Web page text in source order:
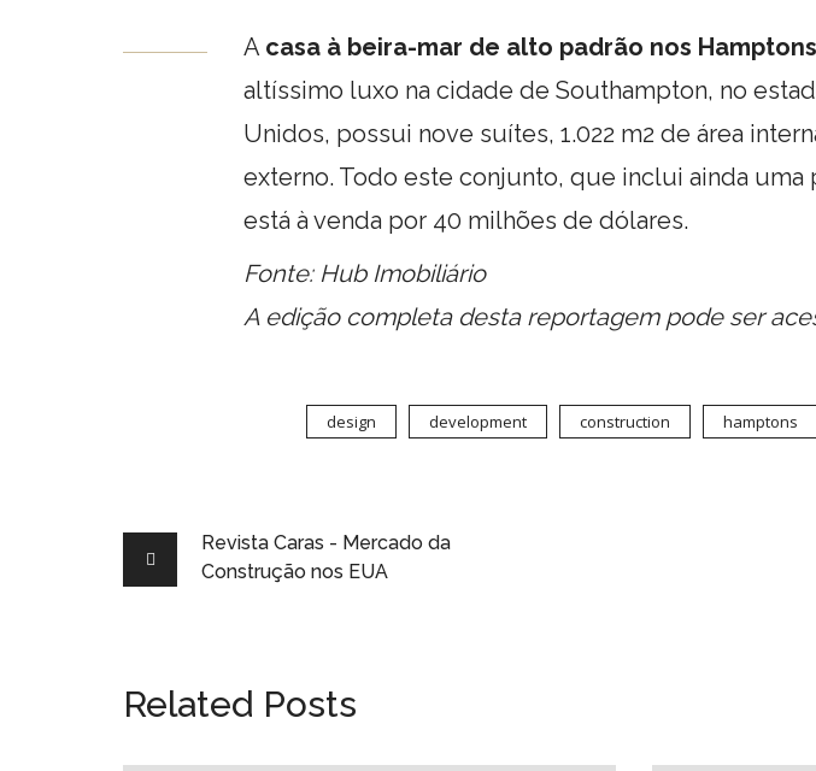
A casa à beira-mar de alto padrão nos Hamptons
altíssimo luxo na cidade de Southampton, no
Unidos, possui nove suítes, 1.022 m2 de área
externo. Todo este conjunto, que inclui ainda uma
está à venda por 40 milhões de dólares.
Fonte: Hub Imobiliário
A edição completa desta reportagem pode ser
design development construction hamptons
Revista Caras - Mercado da
Construção nos EUA
Related Posts